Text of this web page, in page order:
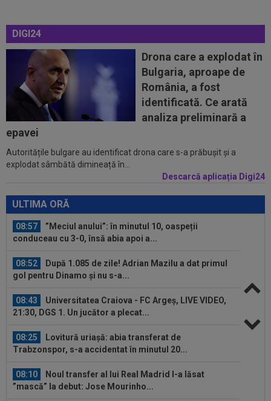
DIGI24
Drona care a explodat în
Bulgaria, aproape de
România, a fost
identificată. Ce arată
analiza preliminară a
epavei
Autoritățile bulgare au identificat drona care s-a prăbușit și a
explodat sâmbătă dimineață în...
Descarcă aplicația Digi24
ULTIMA ORĂ
08:25
Lovitură uriașă: abia transferat de
Trabzonspor, s-a accidentat în minutul 20...
08:10
Noul transfer al lui Real Madrid l-a lăsat
”mască” la debut: Jose Mourinho...
Belgienii s-au convins de Darius Olaru, după
primul gol la Union Saint-Gilloise
09:03
Petrolul - Oțelul, LIVE VIDEO, 18:30, Digi Sport
1. Moldovenii s-au impus cu...
obiective a setat Cristi Chivu la Inter...
08:57
”Meciul anului”: în minutul 10, oaspeții
conduceau cu 3-0, însă abia apoi a...
08:52
După 1.085 de zile! Adrian Mazilu a dat primul
gol pentru Dinamo și nu s-a...
08:43
Universitatea Craiova - FC Argeș, LIVE VIDEO,
21:30, DGS 1. Un jucător a plecat...
08:25
Lovitură uriașă: abia transferat de
Trabzonspor, s-a accidentat în minutul 20...
08:10
Noul transfer al lui Real Madrid l-a lăsat
”mască” la debut: Jose Mourinho...